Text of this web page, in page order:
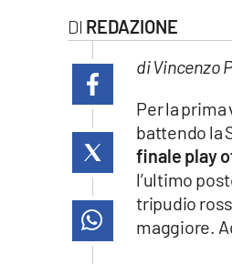
cosenzachannel.it
REDAZIONE
di Vincenzo
Per la
battendo la
finale play
l’ultimo
tripudio
maggiore.